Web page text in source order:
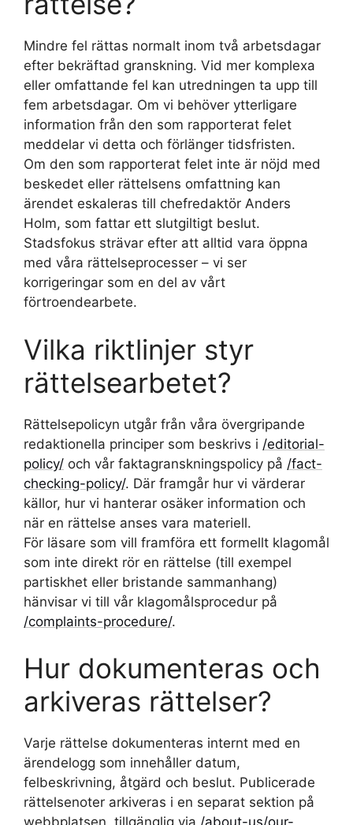
Mindre fel rättas normalt inom två arbetsdagar
efter bekräftad granskning. Vid mer komplexa
eller omfattande fel kan utredningen ta upp till
fem arbetsdagar. Om vi behöver ytterligare
information från den som rapporterat felet
meddelar vi detta och förlänger tidsfristen.
Om den som rapporterat felet inte är nöjd med
beskedet eller rättelsens omfattning kan
ärendet eskaleras till chefredaktör Anders
Holm, som fattar ett slutgiltigt beslut.
Stadsfokus strävar efter att alltid vara öppna
med våra rättelseprocesser – vi ser
korrigeringar som en del av vårt
förtroendearbete.
Vilka riktlinjer styr
rättelsearbetet?
Rättelsepolicyn utgår från våra övergripande
redaktionella principer som beskrivs i /editorial-
policy/ och vår faktagranskningspolicy på /fact-
checking-policy/. Där framgår hur vi värderar
källor, hur vi hanterar osäker information och
när en rättelse anses vara materiell.
För läsare som vill framföra ett formellt klagomål
som inte direkt rör en rättelse (till exempel
partiskhet eller bristande sammanhang)
hänvisar vi till vår klagomålsprocedur på
/complaints-procedure/.
Hur dokumenteras och
arkiveras rättelser?
Varje rättelse dokumenteras internt med en
ärendelogg som innehåller datum,
felbeskrivning, åtgärd och beslut. Publicerade
rättelsenoter arkiveras i en separat sektion på
webbplatsen, tillgänglig via /about-us/our-